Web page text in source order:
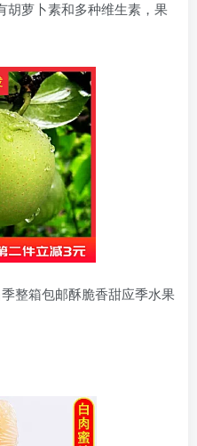
胡萝卜素和多种维生素，果
整箱包邮酥脆香甜应季水果